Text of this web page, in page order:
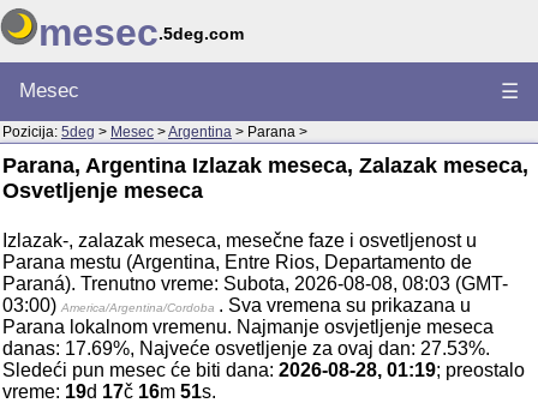
mesec.5deg.com
Mesec ☰
Pozicija: 5deg > Mesec >Argentina > Parana >
Parana, Argentina Izlazak meseca, Zalazak meseca,
Osvetljenje meseca
Izlazak-, zalazak meseca, mesečne faze i osvetljenost u
Parana mestu (Argentina, Entre Rios, Departamento de
Paraná). Trenutno vreme: Subota, 2026-08-08, 08:03 (GMT-
03:00) America/Argentina/Cordoba . Sva vremena su prikazana u
Parana lokalnom vremenu. Najmanje osvjetljenje meseca
danas: 17.69%, Najveće osvetljenje za ovaj dan: 27.53%.
Sledeći pun mesec će biti dana: 2026-08-28, 01:19; preostalo
vreme: 19d 17č 16m 51s.